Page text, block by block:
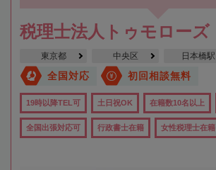
税理士法人トゥモローズ
東京都 中央区 日本橋駅
全国対応 初回相談無料
19時以降TEL可 土日祝OK 在籍数10名以上
全国出張対応可 行政書士在籍 女性税理士在籍